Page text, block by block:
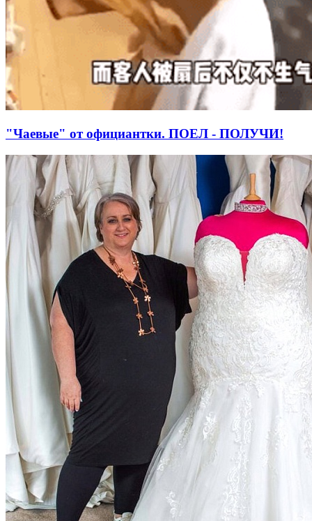
"Чаевые" от официантки. ПОЕЛ - ПОЛУЧИ!